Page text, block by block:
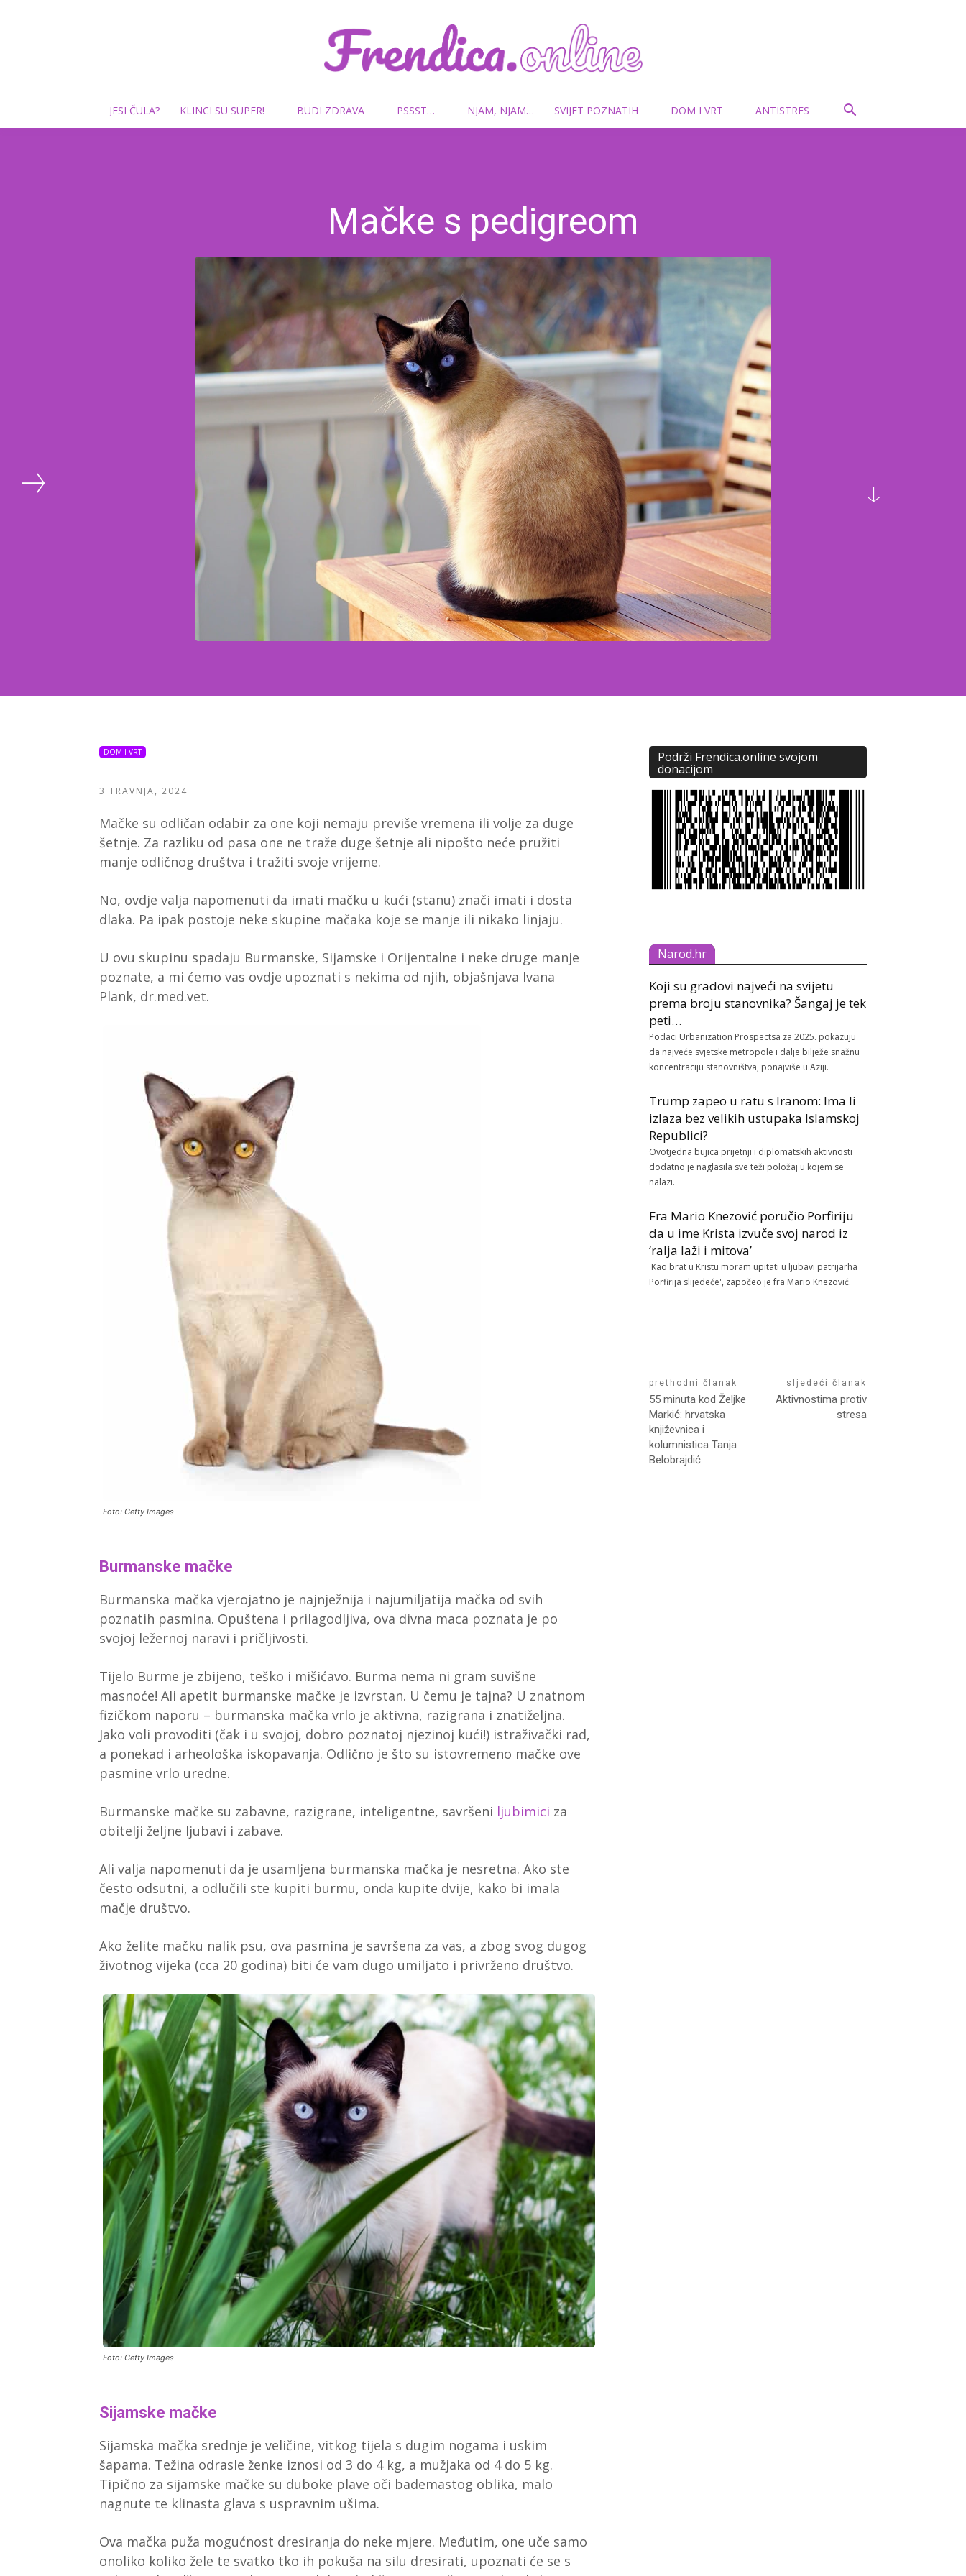
Frendica.online
JESI ČULA? KLINCI SU SUPER! BUDI ZDRAVA PSSST… NJAM, NJAM… SVIJET POZNATIH DOM I VRT ANTISTRES
Mačke s pedigreom
DOM I VRT
3 TRAVNJA, 2024
Mačke su odličan odabir za one koji nemaju previše vremena ili volje za duge
šetnje. Za razliku od pasa one ne traže duge šetnje ali nipošto neće pružiti
manje odličnog društva i tražiti svoje vrijeme.
No, ovdje valja napomenuti da imati mačku u kući (stanu) znači imati i dosta
dlaka. Pa ipak postoje neke skupine mačaka koje se manje ili nikako linjaju.
U ovu skupinu spadaju Burmanske, Sijamske i Orijentalne i neke druge manje
poznate, a mi ćemo vas ovdje upoznati s nekima od njih, objašnjava Ivana
Plank, dr.med.vet.
Foto: Getty Images
Burmanske mačke
Burmanska mačka vjerojatno je najnježnija i najumiljatija mačka od svih
poznatih pasmina. Opuštena i prilagodljiva, ova divna maca poznata je po
svojoj ležernoj naravi i pričljivosti.
Tijelo Burme je zbijeno, teško i mišićavo. Burma nema ni gram suvišne
masnoće! Ali apetit burmanske mačke je izvrstan. U čemu je tajna? U znatnom
fizičkom naporu – burmanska mačka vrlo je aktivna, razigrana i znatiželjna.
Jako voli provoditi (čak i u svojoj, dobro poznatoj njezinoj kući!) istraživački rad,
a ponekad i arheološka iskopavanja. Odlično je što su istovremeno mačke ove
pasmine vrlo uredne.
Burmanske mačke su zabavne, razigrane, inteligentne, savršeni ljubimici za
obitelji željne ljubavi i zabave.
Ali valja napomenuti da je usamljena burmanska mačka je nesretna. Ako ste
često odsutni, a odlučili ste kupiti burmu, onda kupite dvije, kako bi imala
mačje društvo.
Ako želite mačku nalik psu, ova pasmina je savršena za vas, a zbog svog dugog
životnog vijeka (cca 20 godina) biti će vam dugo umiljato i privrženo društvo.
Foto: Getty Images
Sijamske mačke
Sijamska mačka srednje je veličine, vitkog tijela s dugim nogama i uskim
šapama. Težina odrasle ženke iznosi od 3 do 4 kg, a mužjaka od 4 do 5 kg.
Tipično za sijamske mačke su duboke plave oči bademastog oblika, malo
nagnute te klinasta glava s uspravnim ušima.
Ova mačka puža mogućnost dresiranja do neke mjere. Međutim, one uče samo
onoliko koliko žele te svatko tko ih pokuša na silu dresirati, upoznati će se s
Podrži Frendica.online svojom
donacijom
Narod.hr
Koji su gradovi najveći na svijetu
prema broju stanovnika? Šangaj je tek
peti…
Podaci Urbanization Prospectsa za 2025. pokazuju
da najveće svjetske metropole i dalje bilježe snažnu
koncentraciju stanovništva, ponajviše u Aziji.
Trump zapeo u ratu s Iranom: Ima li
izlaza bez velikih ustupaka Islamskoj
Republici?
Ovotjedna bujica prijetnji i diplomatskih aktivnosti
dodatno je naglasila sve teži položaj u kojem se
nalazi.
Fra Mario Knezović poručio Porfiriju
da u ime Krista izvuče svoj narod iz
‘ralja laži i mitova’
'Kao brat u Kristu moram upitati u ljubavi patrijarha
Porfirija slijedeće', započeo je fra Mario Knezović.
prethodni članak
55 minuta kod Željke
Markić: hrvatska
književnica i
kolumnistica Tanja
Belobrajdić
sljedeći članak
Aktivnostima protiv
stresa